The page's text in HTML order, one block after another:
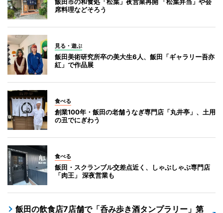
席料理などそろう
見る・遊ぶ
飯田美術研究所卒の美大生6人、飯田「ギャラリー吾亦
紅」で作品展
食べる
創業100年・飯田の老舗うなぎ専門店「丸井亭」、土用
の丑でにぎわう
食べる
飯田・スクランブル交差点近く、しゃぶしゃぶ専門店
「肉王」 深夜営業も
飯田の飲食店7店舗で「呑み歩き酒タンプラリー」第